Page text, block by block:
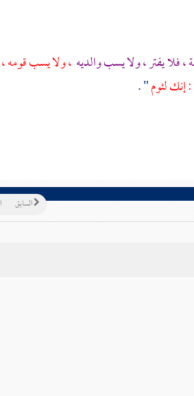
فلا يفتر ، ولا يسب والديه ، ولا يسب قومه
إنك لئوم" .
السابق